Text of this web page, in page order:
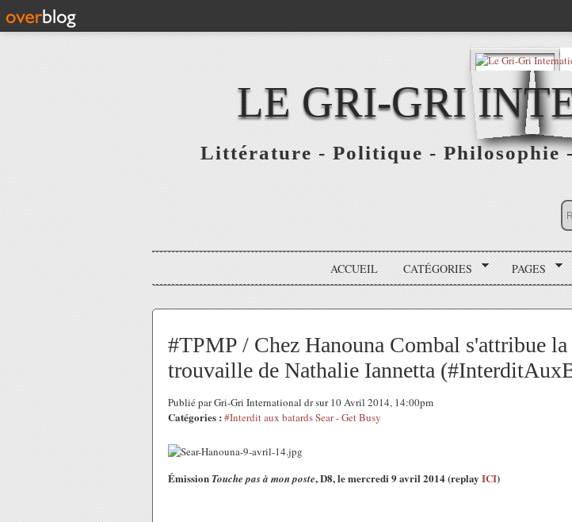
LE GRI-GRI
Littérature - Politique - Philosophie
ACCUEIL CATÉGORIES PAGES
#TPMP / Chez Hanouna Combal s'attribue la
trouvaille de Nathalie Iannetta
Publié par Gri-Gri International dr sur 10 Avril 2014, 14:00pm
Catégories : #Interdit aux batards Sear - Get Busy
ÉmissionTouche pas à mon poste, D8, le mercredi 9 avril 2014 (replay ICI)